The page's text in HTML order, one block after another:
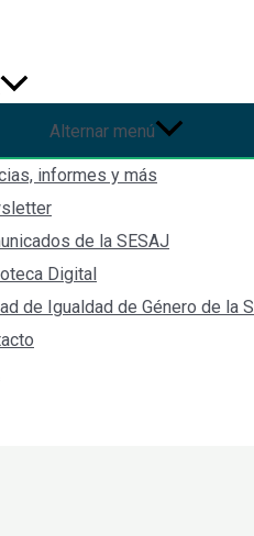
Alternar menú
informes y más
de la SESAJ
Digital
de Igualdad de Género de la